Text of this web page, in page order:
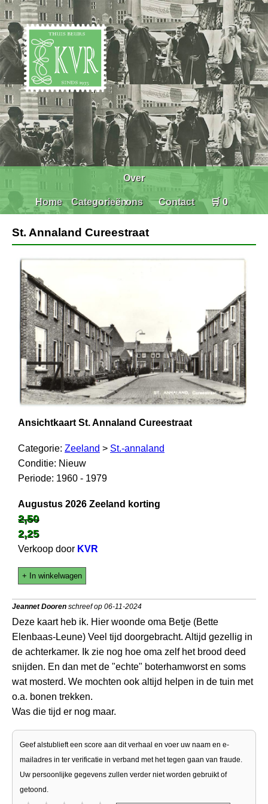
Home Categorieën
Over
ons Contact 🛒 0
St. Annaland Cureestraat
Ansichtkaart St. Annaland Cureestraat
Categorie: Zeeland > St.-annaland
Conditie: Nieuw
Periode: 1960 - 1979
Augustus 2026 Zeeland korting
2,50
2,25
Verkoop door KVR
+ In winkelwagen
Jeannet Dooren schreef op 06-11-2024
Deze kaart heb ik. Hier woonde oma Betje (Bette
Elenbaas-Leune) Veel tijd doorgebracht. Altijd gezellig in
de achterkamer. Ik zie nog hoe oma zelf het brood deed
snijden. En dan met de "echte" boterhamworst en soms
wat mosterd. We mochten ook altijd helpen in de tuin met
o.a. bonen trekken.
Was die tijd er nog maar.
Geef alstublieft een score aan dit verhaal en voer uw naam en e-
mailadres in ter verificatie in verband met het tegen gaan van fraude.
Uw persoonlijke gegevens zullen verder niet worden gebruikt of
getoond.